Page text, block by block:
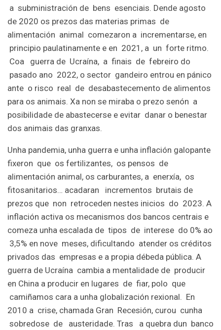
a subministración de bens esenciais. Dende agosto
de 2020 os prezos das materias primas de
alimentación animal comezaron a incrementarse, en
principio paulatinamente e en 2021, a un forte ritmo.
Coa guerra de Ucraína, a finais de febreiro do
pasado ano 2022, o sector gandeiro entrou en pánico
ante o risco real de desabastecemento de alimentos
para os animais. Xa non se miraba o prezo senón a
posibilidade de abastecerse e evitar danar o benestar
dos animais das granxas.
Unha pandemia, unha guerra e unha inflación galopante
fixeron que os fertilizantes, os pensos de
alimentación animal, os carburantes, a enerxía, os
fitosanitarios… acadaran incrementos brutais de
prezos que non retroceden nestes inicios do 2023. A
inflación activa os mecanismos dos bancos centrais e
comeza unha escalada de tipos de interese do 0% ao
3,5% en nove meses, dificultando atender os créditos
privados das empresas e a propia débeda pública. A
guerra de Ucraína cambia a mentalidade de producir
en China a producir en lugares de fiar, polo que
camiñamos cara a unha globalización rexional. En
2010 a crise, chamada Gran Recesión, curou cunha
sobredose de austeridade. Tras a quebra dun banco